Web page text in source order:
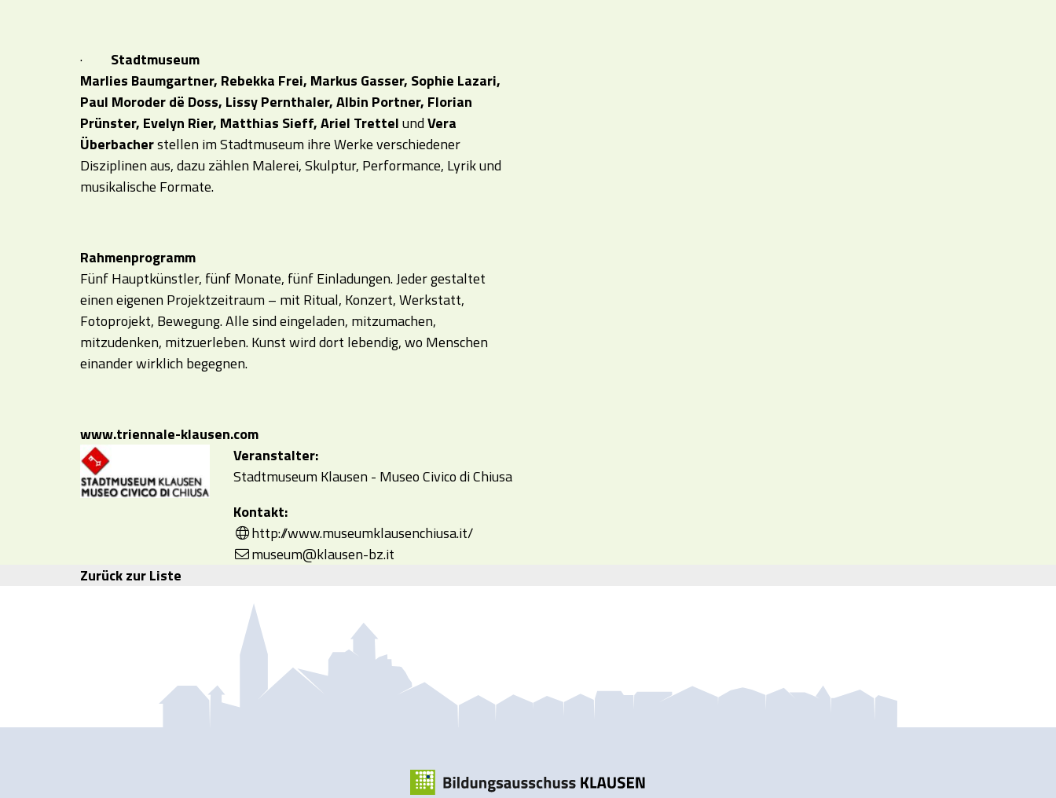
· Stadtmuseum
Marlies Baumgartner, Rebekka Frei, Markus Gasser, Sophie Lazari,
Paul Moroder dë Doss, Lissy Pernthaler, Albin Portner, Florian
Prünster, Evelyn Rier, Matthias Sieff, Ariel TrettelundVera
Überbacherstellen im Stadtmuseum ihre Werke verschiedener
Disziplinen aus, dazu zählen Malerei, Skulptur, Performance, Lyrik und
musikalische Formate.
Rahmenprogramm
Fünf Hauptkünstler, fünf Monate, fünf Einladungen. Jeder gestaltet
einen eigenen Projektzeitraum – mit Ritual, Konzert, Werkstatt,
Fotoprojekt, Bewegung. Alle sind eingeladen, mitzumachen,
mitzudenken, mitzuerleben. Kunst wird dort lebendig, wo Menschen
einander wirklich begegnen.
www.triennale-klausen.com
Veranstalter:
Stadtmuseum Klausen - Museo Civico di Chiusa
Kontakt:
http://www.museumklausenchiusa.it/
museum@klausen-bz.it
Zurück zur Liste